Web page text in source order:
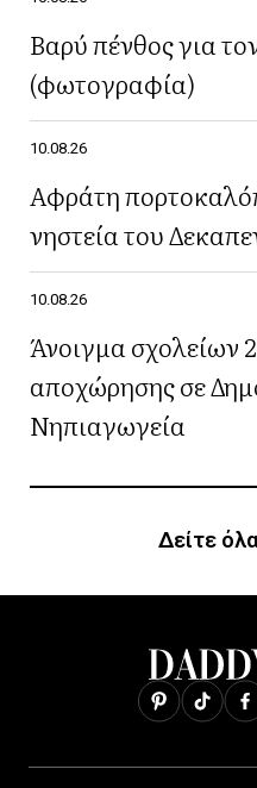
Βαρύ πένθος για
(φωτογραφία)
10.08.26
Αφράτη
νηστεία του
10.08.26
Άνοιγμα σχολείων
αποχώρησης σε
Νηπιαγωγεία
Δείτε